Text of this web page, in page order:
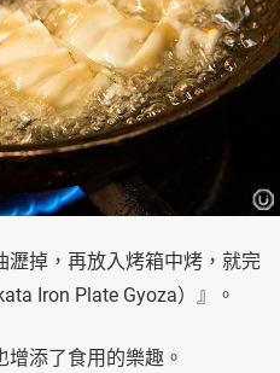
瀝掉，再放入烤箱中烤，就完
Iron Plate Gyoza）』。
添了食用的樂趣。